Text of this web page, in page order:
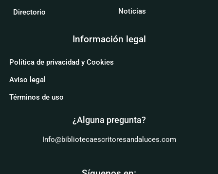
Directorio
Noticias
Información legal
Política de privacidad y Cookies
Aviso legal
Términos de uso
¿Alguna pregunta?
Info@bibliotecaescritoresandaluces.com